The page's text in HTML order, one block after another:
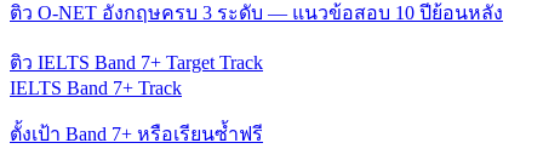
ติว O-NET อังกฤษครบ 3 ระดับ — แนวข้อสอบ 10 ปีย้อนหลัง
ติว IELTS Band 7+ Target Track
IELTS Band 7+ Track
ตั้งเป้า Band 7+ หรือเรียนซ้ำฟรี